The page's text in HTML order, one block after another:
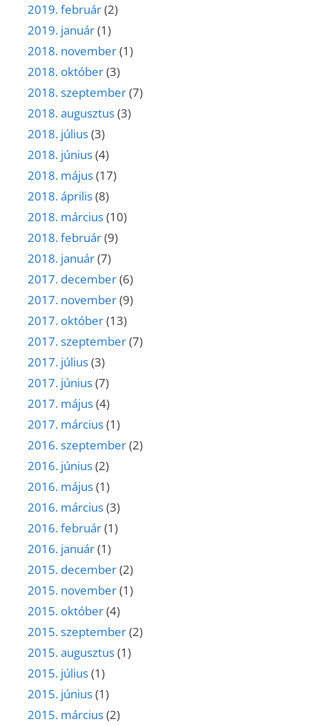
2019. február(2)
2019. január(1)
2018. november(1)
2018. október(3)
2018. szeptember(7)
2018. augusztus(3)
2018. július(3)
2018. június(4)
2018. május(17)
2018. április(8)
2018. március(10)
2018. február(9)
2018. január(7)
2017. december(6)
2017. november(9)
2017. október(13)
2017. szeptember(7)
2017. július(3)
2017. június(7)
2017. május(4)
2017. március(1)
2016. szeptember(2)
2016. június(2)
2016. május(1)
2016. március(3)
2016. február(1)
2016. január(1)
2015. december(2)
2015. november(1)
2015. október(4)
2015. szeptember(2)
2015. augusztus(1)
2015. július(1)
2015. június(1)
2015. március(2)